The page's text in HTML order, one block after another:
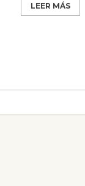
LEER MÁS